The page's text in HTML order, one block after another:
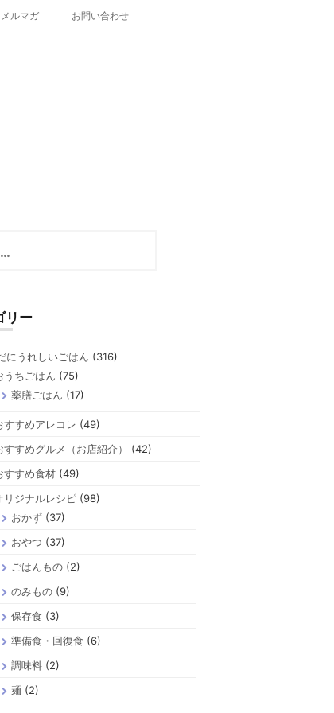
メルマガ お問い合わせ
リー
にうれしいごはん (316)
うちごはん (75)
薬膳ごはん (17)
すすめアレコレ (49)
すすめグルメ（お店紹介）
(42)
すすめ食材(49)
リジナルレシピ(98)
おかず(37)
おやつ (37)
ごはんもの(2)
のみもの(9)
保存食 (3)
準備食・回復食 (6)
調味料(2)
麺 (2)